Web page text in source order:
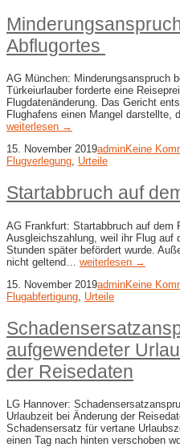
Abflugortes
AG München: Minderungsanspruch
Türkeiurlauber forderte eine
Flugdatenänderung. Das Gericht
Flughafens einen Mangel darstellte,
weiterlesen →
15. November 2019adminKeine
Flugverlegung, Urteile
Startabbruch auf
AG Frankfurt: Startabbruch auf dem
Ausgleichszahlung, weil ihr Flug auf
Stunden später befördert wurde.
nicht geltend… weiterlesen →
15. November 2019adminKeine
Flugabfertigung Urteile
aufgewendeter
der Reisedaten
LG Hannover:
Urlaubzeit bei Änderung der
Schadensersatz für vertane
einen Tag nach hinten verschoben